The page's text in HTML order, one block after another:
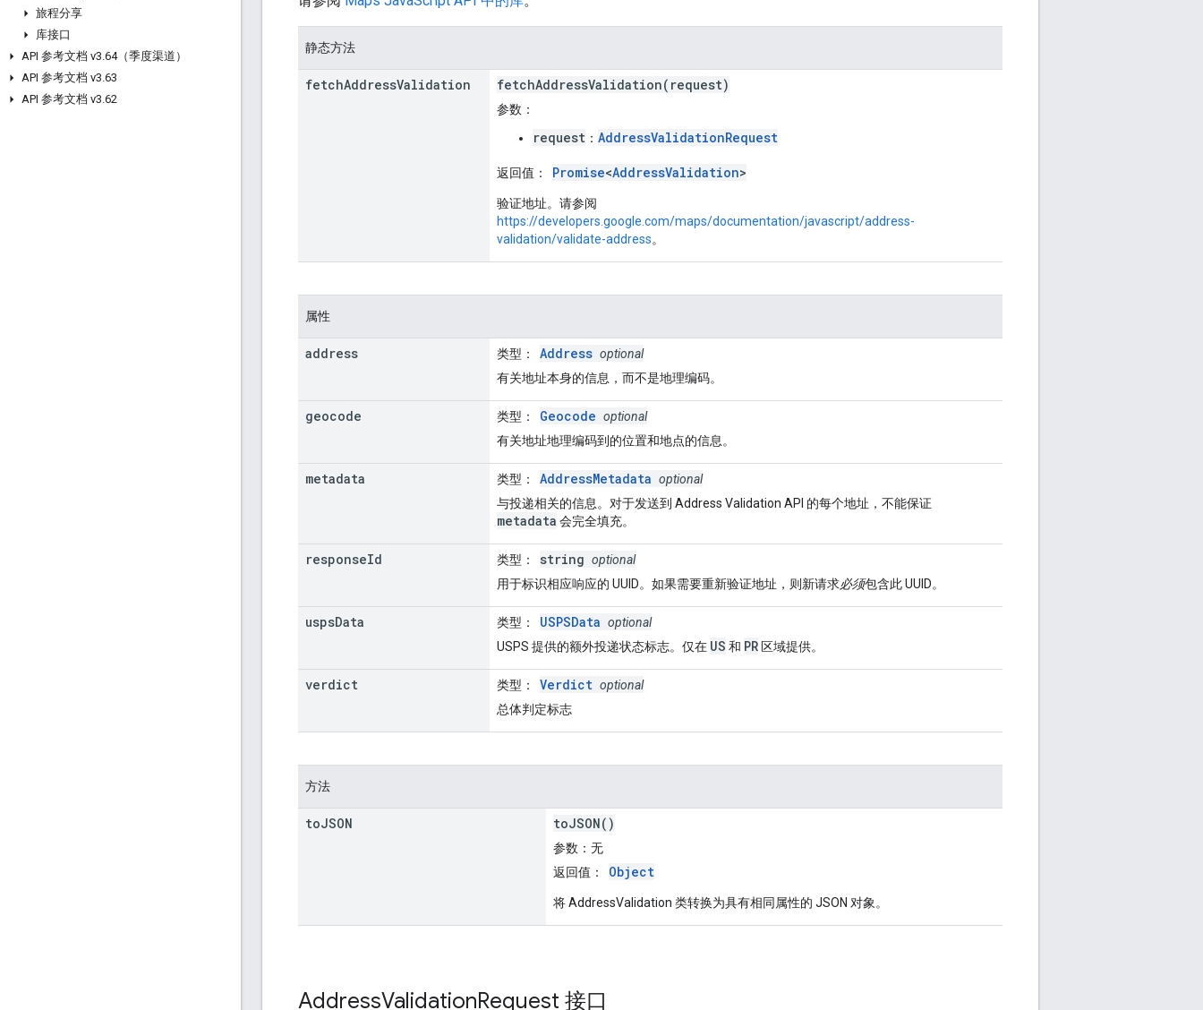
旅程分享
库接口
API 参考文档 v3.64（季度渠道）
API 参考文档 v3.63
API 参考文档 v3.62
静态方法
fetchAddressValidation fetchAddressValidation(request)
参数 ：
request ： AddressValidationRequest
返回值 ： Promise<AddressValidation>
验证地址。请参阅
https://developers.google.com/maps/documentation/javascript/address-
validation/validate-address。
属性
address 类型 ： Address optional
有关地址本身的信息，而不是地理编码。
geocode 类型 ： Geocode optional
有关地址地理编码到的位置和地点的信息。
metadata 类型 ： AddressMetadata optional
与投递相关的信息。对于发送到 Address Validation API 的每个地址，不能保证
metadata 会完全填充。
responseId 类型 ： string optional
用于标识相应响应的 UUID。如果需要重新验证地址，则新请求必须包含此 UUID。
uspsData 类型 ： USPSData optional
USPS 提供的额外投递状态标志。仅在 US 和 PR 区域提供。
verdict 类型 ： Verdict optional
总体判定标志
方法
toJSON toJSON()
参数 ：无
返回值 ： Object
将 AddressValidation 类转换为具有相同属性的 JSON 对象。
AddressValidationRequest 接口